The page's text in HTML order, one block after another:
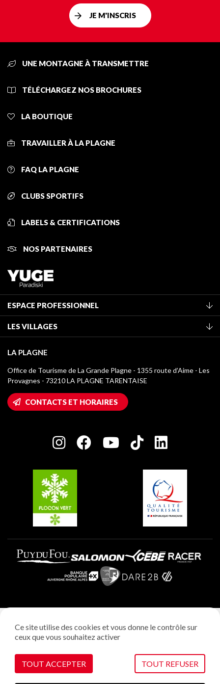
JE M'INSCRIS
UNE MONTAGNE À TRANSMETTRE
TÉLÉCHARGEZ NOS BROCHURES
LA BOUTIQUE
TRAVAILLER À LA PLAGNE
FAQ LA PLAGNE
CLUBS SPORTIFS
LABELS & CERTIFICATIONS
NOS PARTENAIRES
ESPACE PROFESSIONNEL
Classement des meublés
Taxe de séjour
Médiathèque
Logos La Plagne
Accès Wifi
Maison des Propriétaires
Charte des Acteurs Engagés
LES VILLAGES
Montchavin - Les Coches
Champagny-en-Vanoise
Plagne 1800
Plagne Villages
Plagne Aime 2000
LA PLAGNE
Office de Tourisme de La Grande Plagne - 1355 route d’Aime - Les
Provagnes - 73210 LA PLAGNE TARENTAISE
CONTACTS ET HORAIRES
Gestion des cookies
Ce site utilise des cookies et vous donne le contrôle sur
ceux que vous souhaitez activer
TOUT ACCEPTER TOUT REFUSER